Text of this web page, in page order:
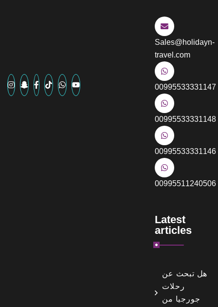
Sales@holidayn-
travel.com
00995533331147
00995533331148
00995533331146
00995511240506
Latest
articles
هل تبحث عن
رحلات
جورجيا من